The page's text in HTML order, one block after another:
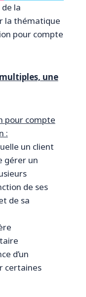
la
la thématique
pour compte
une
pour compte
:
un client
gérer un
de ses
de sa
d’un
certaines